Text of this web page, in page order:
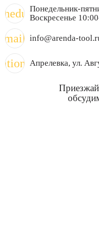
Понедельник-
Воскресенье
mail info@arenda-
Апрелевка, ул.